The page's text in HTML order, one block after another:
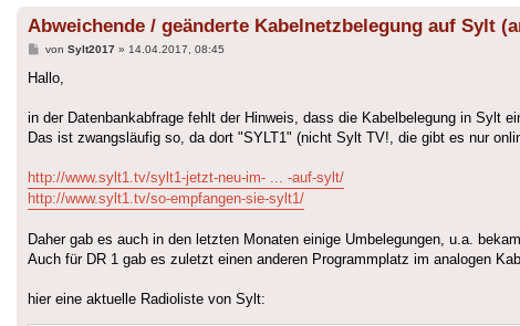
Abweichende / geänderte Kabelnetzbelegung auf Sylt
Beitrag
von Sylt2017» 14.04.2017, 08:45
Hallo,
in der Datenbankabfrage fehlt der Hinweis, dass die Kabelbelegung in Sylt
Das ist zwangsläufig so, da dort "SYLT1" (nicht Sylt TV!, die gibt es nur
http://www.sylt1.tv/sylt1-jetzt-neu-im- ... -auf-sylt/
http://www.sylt1.tv/so-empfangen-sie-sylt1/
Daher gab es auch in den letzten Monaten einige Umbelegungen, u.a.
Auch für DR 1 gab es zuletzt einen anderen Programmplatz im analogen
hier eine aktuelle Radioliste von Sylt: